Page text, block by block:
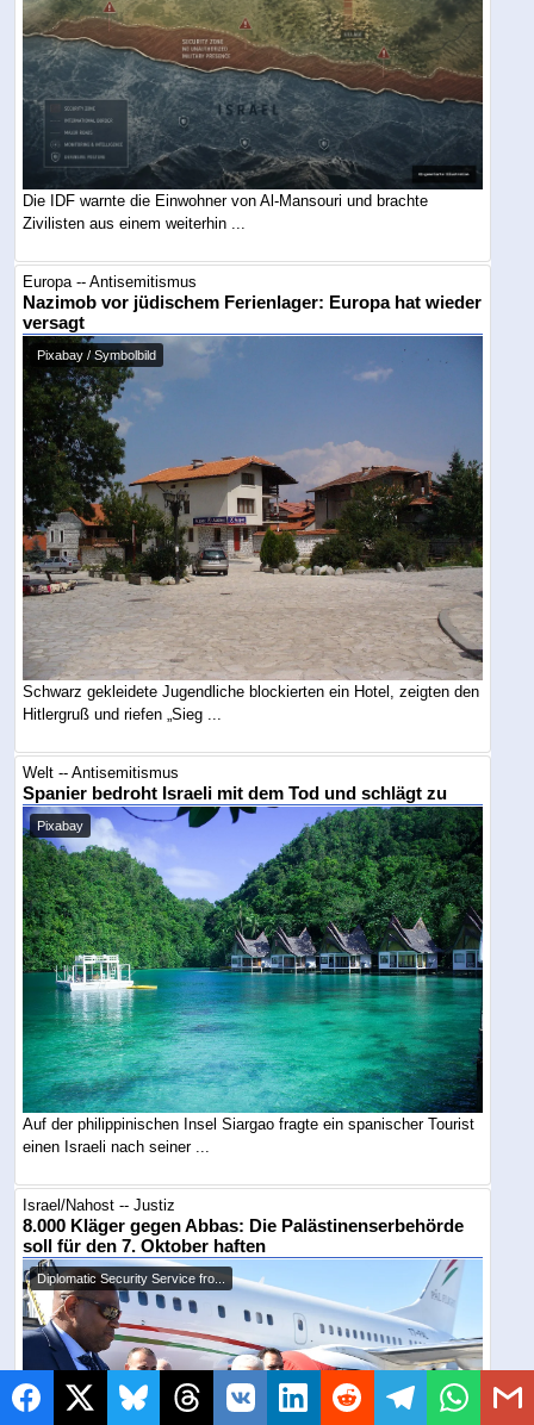
Die IDF warnte die Einwohner von Al-Mansouri und brachte
Zivilisten aus einem weiterhin ...
Europa -- Antisemitismus
Nazimob vor jüdischem Ferienlager: Europa hat wieder
versagt
Pixabay / Symbolbild
Schwarz gekleidete Jugendliche blockierten ein Hotel, zeigten den
Hitlergruß und riefen „Sieg ...
Welt -- Antisemitismus
Spanier bedroht Israeli mit dem Tod und schlägt zu
Pixabay
Auf der philippinischen Insel Siargao fragte ein spanischer Tourist
einen Israeli nach seiner ...
Israel/Nahost -- Justiz
8.000 Kläger gegen Abbas: Die Palästinenserbehörde
soll für den 7. Oktober haften
Diplomatic Security Service fro...